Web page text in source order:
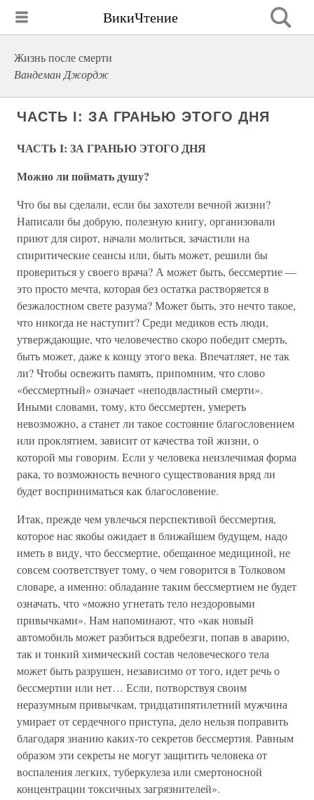
ВикиЧтение
Жизнь после смерти
Вандеман Джордж
ЧАСТЬ I: ЗА ГРАНЬЮ ЭТОГО ДНЯ
ЧАСТЬ I: ЗА ГРАНЬЮ ЭТОГО ДНЯ
Можно ли поймать душу?
Что бы вы сделали, если бы захотели вечной жизни?
Написали бы добрую, полезную книгу, организовали
приют для сирот, начали молиться, зачастили на
спиритические сеансы или, быть может, решили бы
провериться у своего врача? А может быть, бессмертие —
это просто мечта, которая без остатка растворяется в
безжалостном свете разума? Может быть, это нечто такое,
что никогда не наступит? Среди медиков есть люди,
утверждающие, что человечество скоро победит смерть,
быть может, даже к концу этого века. Впечатляет, не так
ли? Чтобы освежить память, припомним, что слово
«бессмертный» означает «неподвластный смерти».
Иными словами, тому, кто бессмертен, умереть
невозможно, а станет ли такое состояние благословением
или проклятием, зависит от качества той жизни, о
которой мы говорим. Если у человека неизлечимая форма
рака, то возможность вечного существования вряд ли
будет восприниматься как благословение.
Итак, прежде чем увлечься перспективой бессмертия,
которое нас якобы ожидает в ближайшем будущем, надо
иметь в виду, что бессмертие, обещанное медициной, не
совсем соответствует тому, о чем говорится в Толковом
словаре, а именно: обладание таким бессмертием не будет
означать, что «можно угнетать тело нездоровыми
привычками». Нам напоминают, что «как новый
автомобиль может разбиться вдребезги, попав в аварию,
так и тонкий химический состав человеческого тела
может быть разрушен, независимо от того, идет речь о
бессмертии или нет… Если, потворствуя своим
неразумным привычкам, тридцатипятилетний мужчина
умирает от сердечного приступа, дело нельзя поправить
благодаря знанию каких-то секретов бессмертия. Равным
образом эти секреты не могут защитить человека от
воспаления легких, туберкулеза или смертоносной
концентрации токсичных загрязнителей».